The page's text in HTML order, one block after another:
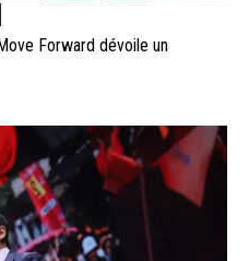
Forward dévoile un